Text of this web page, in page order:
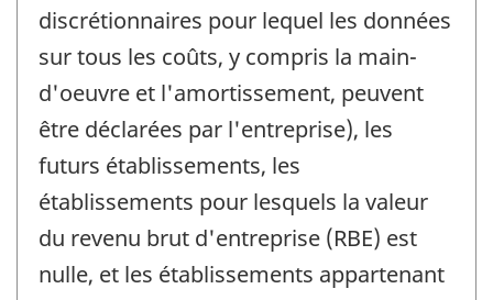
discrétionnaires pour lequel les données
sur tous les coûts, y compris la main-
d'oeuvre et l'amortissement, peuvent
être déclarées par l'entreprise), les
futurs établissements, les
établissements pour lesquels la valeur
du revenu brut d'entreprise (RBE) est
nulle, et les établissements appartenant